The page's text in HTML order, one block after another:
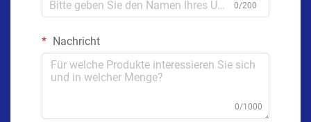
0/200
Nachricht
0/1000